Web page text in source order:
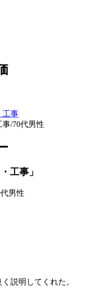
工事
/70代男性
工事」
男性
説明してくれた。